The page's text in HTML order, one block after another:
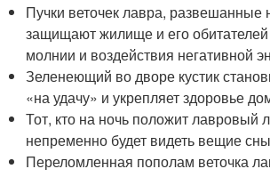
Пучки веточек лавра, развешанные
защищают жилище и его обитателей
молнии и воздействия негативной
Зеленеющий во дворе кустик
«на удачу» и укрепляет здоровье
Тот, кто на ночь положит лавровый
непременно будет видеть вещие
Переломленная пополам веточка